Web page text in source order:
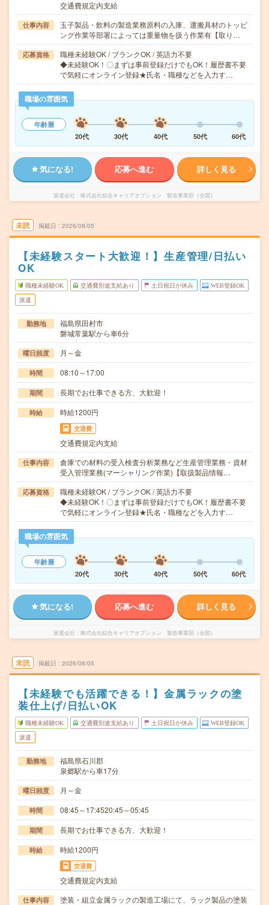
交通費規定内支給
仕事内容
玉子製品・飲料の製造業務原料の入庫、運搬具材のトッピ
ング作業等部署によっては重量物を扱う作業有【取り…
応募資格
職種未経験OK / ブランクOK / 英語力不要
◆未経験OK！〇まずは事前登録だけでもOK！履歴書不要
で気軽にオンライン登録★氏名・職種などを入力す…
職場の雰囲気
年齢層
20代
30代 40代 50代 60代
気になる! 応募へ進む 詳しく見る
派遣会社 株式会社綜合キャリアオプション 製造事業部（全国）
未読 掲載日 2026/08/05
【未経験スタート大歓迎！】生産管理/日払い
OK
職種未経験OK 交通費別途支給あり 土日祝日が休み WEB登録OK
派遣
勤務地
福島県田村市
磐城常葉駅から車6分
曜日頻度 月～金
時間 08:10～17:00
期間 長期でお仕事できる方、大歓迎！
時給 時給1200円
交通費
交通費規定内支給
仕事内容
倉庫での材料の受入検査分析業務など生産管理業務・資材
受入管理業務(マーシャリング作業)【取扱製品情報…
応募資格
職種未経験OK / ブランクOK / 英語力不要
◆未経験OK！〇まずは事前登録だけでもOK！履歴書不要
で気軽にオンライン登録★氏名・職種などを入力す…
職場の雰囲気
年齢層
20代
30代 40代 50代 60代
気になる! 応募へ進む 詳しく見る
派遣会社 株式会社綜合キャリアオプション 製造事業部（全国）
未読 掲載日 2026/08/05
【未経験でも活躍できる！】金属ラックの塗
装仕上げ/日払いOK
職種未経験OK 交通費別途支給あり 土日祝日が休み WEB登録OK
派遣
勤務地
福島県石川郡
泉郷駅から車17分
曜日頻度 月～金
時間 08:45～17:4520:45～05:45
期間 長期でお仕事できる方、大歓迎！
時給 時給1200円
交通費
交通費規定内支給
仕事内容
塗装・組立金属ラックの製造工場にて、ラック製品の塗装